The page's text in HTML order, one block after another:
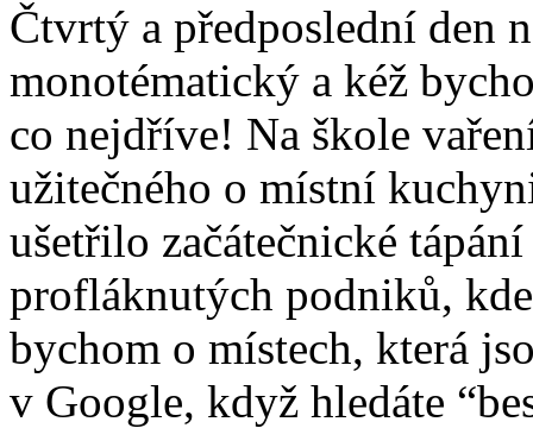
Čtvrtý a předposlední den
monotématický a kéž
co nejdříve! Na škole
užitečného o místní
ušetřilo začátečnické
profláknutých podniků,
bychom o místech, která
v Google, když hledáte